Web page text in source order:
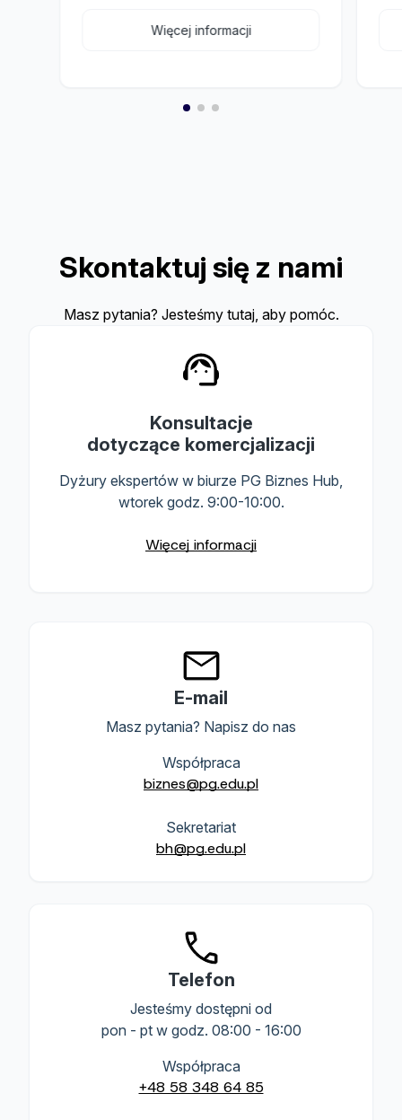
Więcej informacji
Skontaktuj się z nami
Masz pytania? Jesteśmy tutaj, aby pomóc.
Konsultacje
dotyczące komercjalizacji
Dyżury ekspertów w biurze PG Biznes Hub,
wtorek godz. 9:00-10:00.
Więcej informacji
E-mail
Masz pytania? Napisz do nas
Współpraca
biznes@pg.edu.pl
Sekretariat
bh@pg.edu.pl
Telefon
Jesteśmy dostępni od
pon - pt w godz. 08:00 - 16:00
Współpraca
+48 58 348 64 85